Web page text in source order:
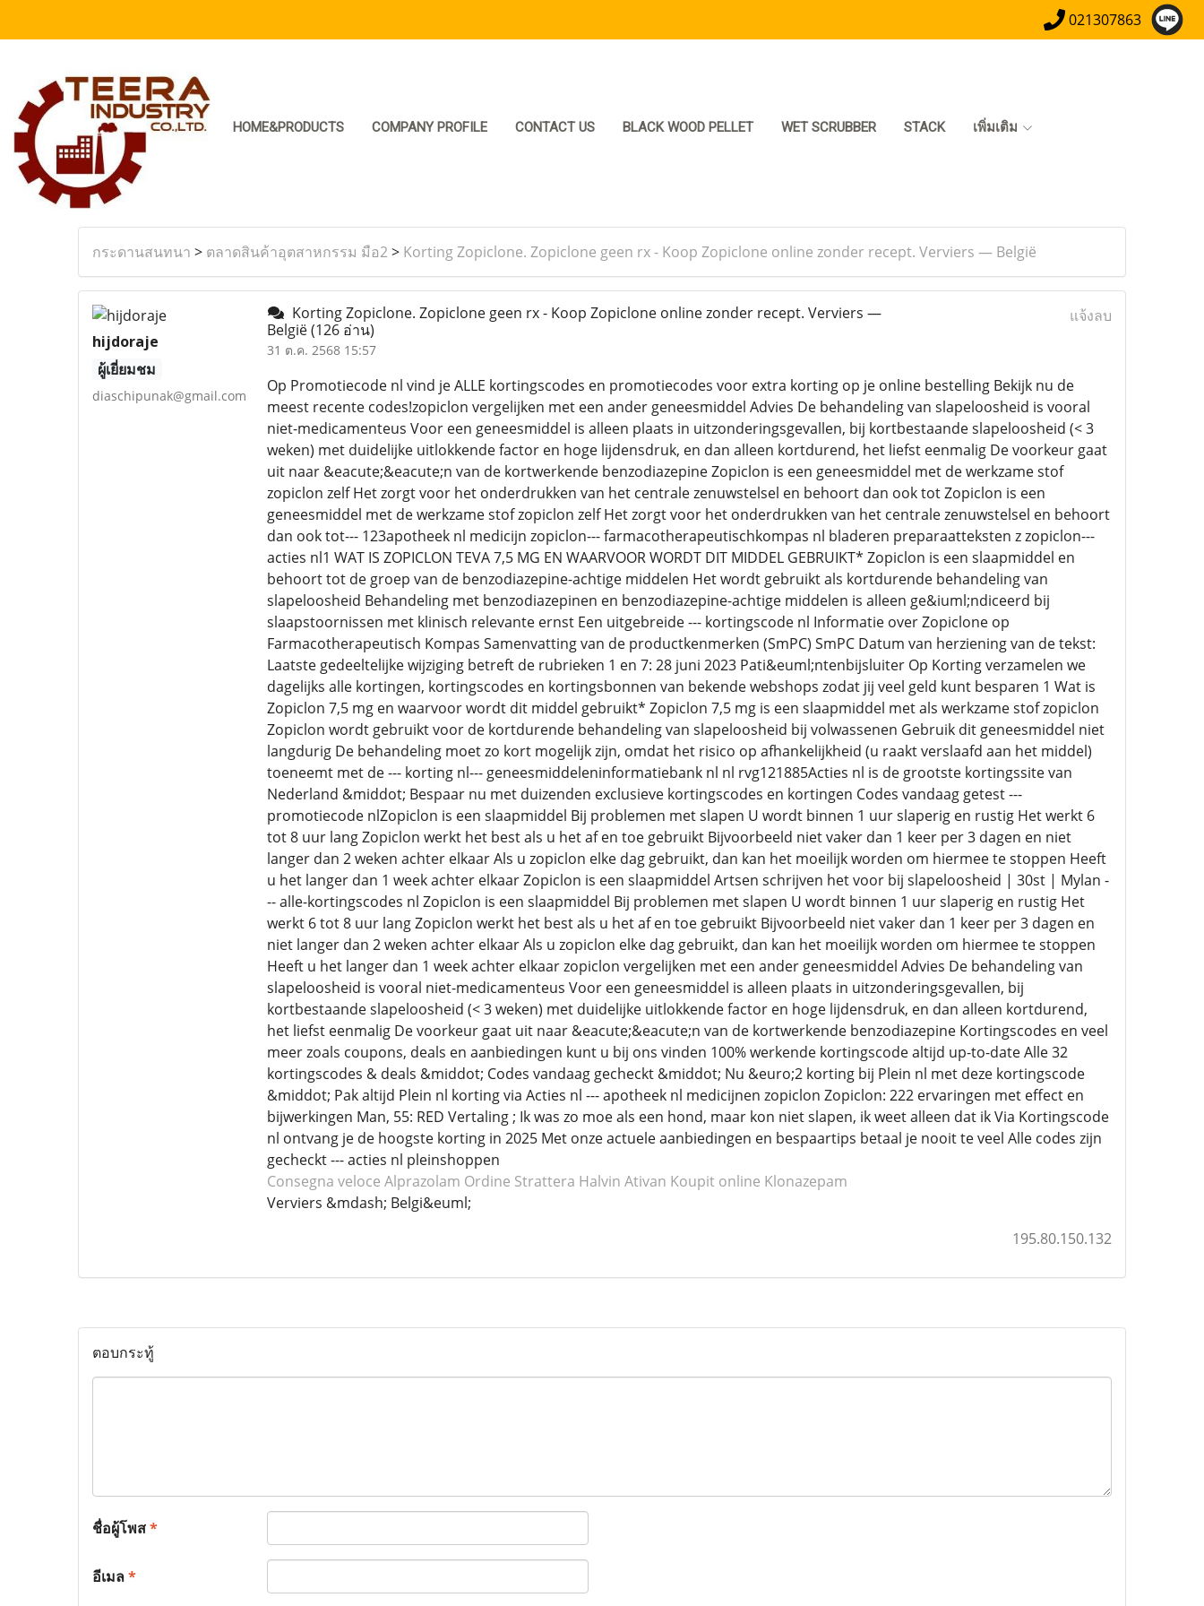
021307863
HOME&PRODUCTS COMPANY PROFILE CONTACT US BLACK WOOD PELLET WET SCRUBBER STACK เพิ่มเติม
กระดานสนทนา > ตลาดสินค้าอุตสาหกรรม มือ2> Korting Zopiclone. Zopiclone geen rx - Koop Zopiclone online zonder recept. Verviers — België
hijdoraje
ผู้เยี่ยมชม
diaschipunak@gmail.com
Korting Zopiclone. Zopiclone geen rx - Koop Zopiclone online zonder recept. Verviers —
België(126 อ่าน)
31 ต.ค. 2568 15:57
แจ้งลบ
Op Promotiecode nl vind je ALLE kortingscodes en promotiecodes voor extra korting op je online bestelling Bekijk nu de
meest recente codes!zopiclon vergelijken met een ander geneesmiddel Advies De behandeling van slapeloosheid is vooral
niet-medicamenteus Voor een geneesmiddel is alleen plaats in uitzonderingsgevallen, bij kortbestaande slapeloosheid (< 3
weken) met duidelijke uitlokkende factor en hoge lijdensdruk, en dan alleen kortdurend, het liefst eenmalig De voorkeur gaat
uit naar &eacute;&eacute;n van de kortwerkende benzodiazepine Zopiclon is een geneesmiddel met de werkzame stof
zopiclon zelf Het zorgt voor het onderdrukken van het centrale zenuwstelsel en behoort dan ook tot Zopiclon is een
geneesmiddel met de werkzame stof zopiclon zelf Het zorgt voor het onderdrukken van het centrale zenuwstelsel en behoort
dan ook tot--- 123apotheek nl medicijn zopiclon--- farmacotherapeutischkompas nl bladeren preparaatteksten z zopiclon---
acties nl1 WAT IS ZOPICLON TEVA 7,5 MG EN WAARVOOR WORDT DIT MIDDEL GEBRUIKT* Zopiclon is een slaapmiddel en
behoort tot de groep van de benzodiazepine-achtige middelen Het wordt gebruikt als kortdurende behandeling van
slapeloosheid Behandeling met benzodiazepinen en benzodiazepine-achtige middelen is alleen ge&iuml;ndiceerd bij
slaapstoornissen met klinisch relevante ernst Een uitgebreide --- kortingscode nl Informatie over Zopiclone op
Farmacotherapeutisch Kompas Samenvatting van de productkenmerken (SmPC) SmPC Datum van herziening van de tekst:
Laatste gedeeltelijke wijziging betreft de rubrieken 1 en 7: 28 juni 2023 Pati&euml;ntenbijsluiter Op Korting verzamelen we
dagelijks alle kortingen, kortingscodes en kortingsbonnen van bekende webshops zodat jij veel geld kunt besparen 1 Wat is
Zopiclon 7,5 mg en waarvoor wordt dit middel gebruikt* Zopiclon 7,5 mg is een slaapmiddel met als werkzame stof zopiclon
Zopiclon wordt gebruikt voor de kortdurende behandeling van slapeloosheid bij volwassenen Gebruik dit geneesmiddel niet
langdurig De behandeling moet zo kort mogelijk zijn, omdat het risico op afhankelijkheid (u raakt verslaafd aan het middel)
toeneemt met de --- korting nl--- geneesmiddeleninformatiebank nl nl rvg121885Acties nl is de grootste kortingssite van
Nederland &middot; Bespaar nu met duizenden exclusieve kortingscodes en kortingen Codes vandaag getest ---
promotiecode nlZopiclon is een slaapmiddel Bij problemen met slapen U wordt binnen 1 uur slaperig en rustig Het werkt 6
tot 8 uur lang Zopiclon werkt het best als u het af en toe gebruikt Bijvoorbeeld niet vaker dan 1 keer per 3 dagen en niet
langer dan 2 weken achter elkaar Als u zopiclon elke dag gebruikt, dan kan het moeilijk worden om hiermee te stoppen Heeft
u het langer dan 1 week achter elkaar Zopiclon is een slaapmiddel Artsen schrijven het voor bij slapeloosheid | 30st | Mylan -
-- alle-kortingscodes nl Zopiclon is een slaapmiddel Bij problemen met slapen U wordt binnen 1 uur slaperig en rustig Het
werkt 6 tot 8 uur lang Zopiclon werkt het best als u het af en toe gebruikt Bijvoorbeeld niet vaker dan 1 keer per 3 dagen en
niet langer dan 2 weken achter elkaar Als u zopiclon elke dag gebruikt, dan kan het moeilijk worden om hiermee te stoppen
Heeft u het langer dan 1 week achter elkaar zopiclon vergelijken met een ander geneesmiddel Advies De behandeling van
slapeloosheid is vooral niet-medicamenteus Voor een geneesmiddel is alleen plaats in uitzonderingsgevallen, bij
kortbestaande slapeloosheid (< 3 weken) met duidelijke uitlokkende factor en hoge lijdensdruk, en dan alleen kortdurend,
het liefst eenmalig De voorkeur gaat uit naar &eacute;&eacute;n van de kortwerkende benzodiazepine Kortingscodes en veel
meer zoals coupons, deals en aanbiedingen kunt u bij ons vinden 100% werkende kortingscode altijd up-to-date Alle 32
kortingscodes & deals &middot; Codes vandaag gecheckt &middot; Nu &euro;2 korting bij Plein nl met deze kortingscode
&middot; Pak altijd Plein nl korting via Acties nl --- apotheek nl medicijnen zopiclon Zopiclon: 222 ervaringen met effect en
bijwerkingen Man, 55: RED Vertaling ; Ik was zo moe als een hond, maar kon niet slapen, ik weet alleen dat ik Via Kortingscode
nl ontvang je de hoogste korting in 2025 Met onze actuele aanbiedingen en bespaartips betaal je nooit te veel Alle codes zijn
gecheckt --- acties nl pleinshoppen
Consegna veloce Alprazolam Ordine Strattera Halvin Ativan Koupit online Klonazepam
Verviers &mdash; Belgi&euml;
195.80.150.132
ตอบกระทู้
ชื่อผู้โพส*
อีเมล*